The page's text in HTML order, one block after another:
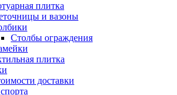
плитка
и вазоны
Столбы ограждения
плитка
доставки